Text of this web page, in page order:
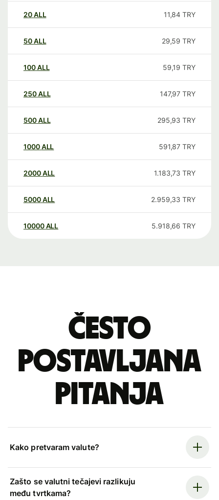
20ALL 11,84 TRY
50ALL 29,59 TRY
100ALL 59,19 TRY
250ALL 147,97 TRY
500ALL 295,93 TRY
1000ALL 591,87 TRY
2000ALL 1.183,73 TRY
5000ALL 2.959,33 TRY
10000 ALL 5.918,66 TRY
Često
postavljana
pitanja
Kako pretvaram valute?
Zašto se valutni tečajevi razlikuju
među tvrtkama?